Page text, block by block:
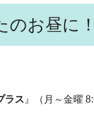
のお昼に
ラス 』（月～金曜